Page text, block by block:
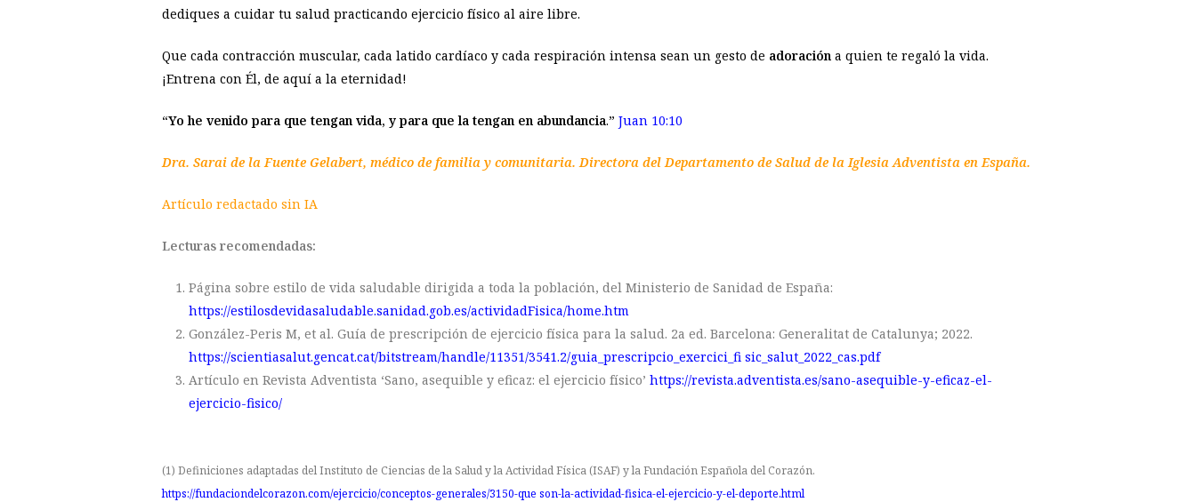
dediques a cuidar tu salud practicando ejercicio físico al aire libre.
Que cada contracción muscular, cada latido cardíaco y cada respiración intensa sean un gesto de adoración a quien te regaló la vida.
¡Entrena con Él, de aquí a la eternidad!
“Yo he venido para que tengan vida, y para que la tengan en abundancia.” Juan 10:10
Dra. Sarai de la Fuente Gelabert, médico de familia y comunitaria. Directora del Departamento de Salud de la Iglesia Adventista en España.
Artículo redactado sin IA
Lecturas recomendadas:
Página sobre estilo de vida saludable dirigida a toda la población, del Ministerio de Sanidad de España:
https://estilosdevidasaludable.sanidad.gob.es/actividadFisica/home.htm
González-Peris M, et al. Guía de prescripción de ejercicio física para la salud. 2a ed. Barcelona: Generalitat de Catalunya; 2022.
https://scientiasalut.gencat.cat/bitstream/handle/11351/3541.2/guia_prescripcio_exercici_fi sic_salut_2022_cas.pdf
Artículo en Revista Adventista ‘Sano, asequible y eficaz: el ejercicio físico’ https://revista.adventista.es/sano-asequible-y-eficaz-el-
ejercicio-fisico/
(1) Definiciones adaptadas del Instituto de Ciencias de la Salud y la Actividad Física (ISAF) y la Fundación Española del Corazón.
https://fundaciondelcorazon.com/ejercicio/conceptos-generales/3150-que son-la-actividad-fisica-el-ejercicio-y-el-deporte.html